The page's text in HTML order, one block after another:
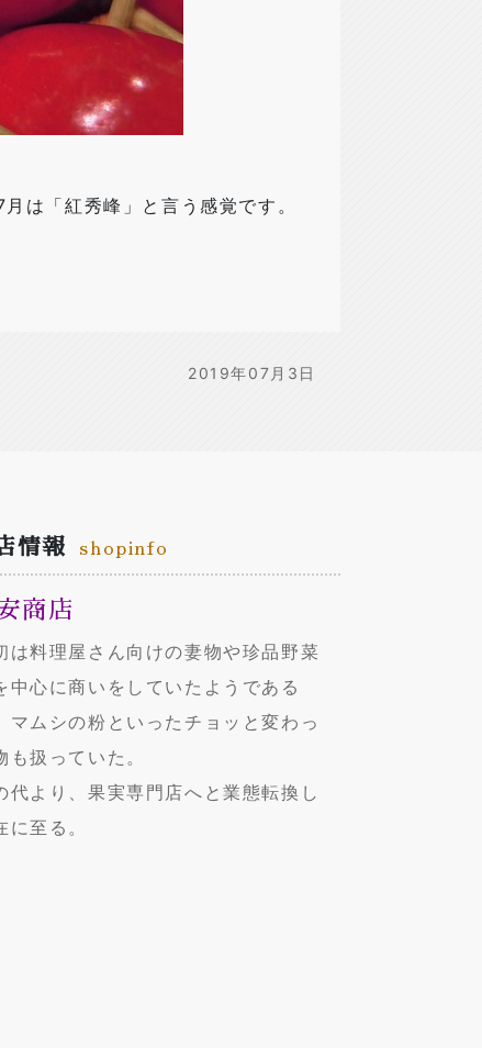
は「紅秀峰」と言う感覚です。
2019年07月3日
情報 shopinfo
商店
は料理屋さん向けの妻物や珍品野菜
中心に商いをしていたようである
マムシの粉といったチョッと変わっ
も扱っていた。
代より、果実専門店へと業態転換し
に至る。